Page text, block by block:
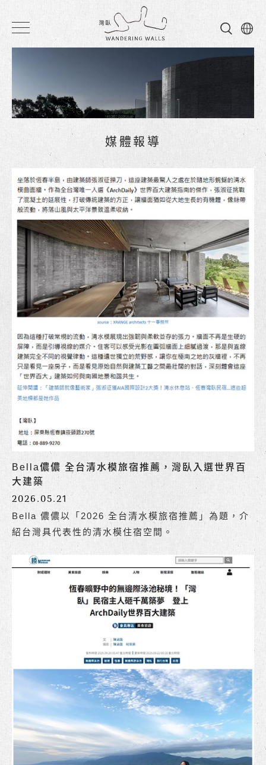
灣
宿
媒體報導
Bella儂儂 全台清水模旅宿推薦，灣臥入選世界百
大建築
2026.05.21
Bella 儂儂以「2026 全台清水模旅宿推薦」為題，介
紹台灣具代表性的清水模住宿空間。